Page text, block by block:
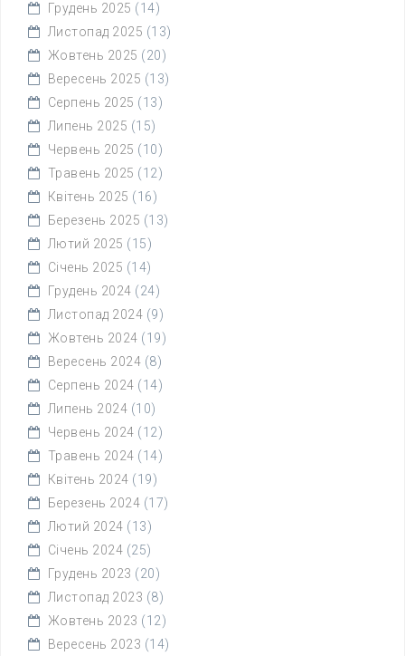
Грудень 2025 (14)
Листопад 2025 (13)
Жовтень 2025 (20)
Вересень 2025 (13)
Серпень 2025 (13)
Липень 2025 (15)
Червень 2025 (10)
Травень 2025 (12)
Квітень 2025 (16)
Березень 2025 (13)
Лютий 2025 (15)
Січень 2025 (14)
Грудень 2024 (24)
Листопад 2024 (9)
Жовтень 2024 (19)
Вересень 2024 (8)
Серпень 2024 (14)
Липень 2024 (10)
Червень 2024 (12)
Травень 2024 (14)
Квітень 2024 (19)
Березень 2024 (17)
Лютий 2024 (13)
Січень 2024 (25)
Грудень 2023 (20)
Листопад 2023 (8)
Жовтень 2023 (12)
Вересень 2023 (14)